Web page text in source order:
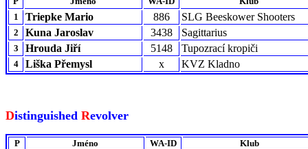
1
Triepke Mario 886 SLG Beeskower Shooters
2 Kuna Jaroslav 3438 Sagittarius
3 Hrouda Jiří 5148 Tupozrací kropiči
4 Liška Přemysl x KVZ Kladno
Distinguished Revolver
P Jméno WA-ID
Klub